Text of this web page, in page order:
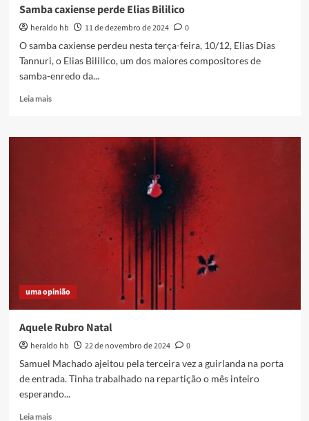
Samba caxiense perde Elias Bililico
heraldo hb 11 de dezembro de 2024
0
O samba caxiense perdeu nesta terça-feira, 10/12, Elias Dias
Tannuri, o Elias Bililico, um dos maiores compositores de
samba-enredo da...
Leia maisRead
Samba
uma opinião
Aquele Rubro Natal
heraldo hb 22 de novembro de 2024
0
Samuel Machado ajeitou pela terceira vez a guirlanda na porta
de entrada. Tinha trabalhado na repartição o mês inteiro
esperando...
Leia maisRead